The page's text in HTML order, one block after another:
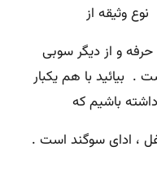
وثیقه از
و از دیگر سوبی
. بیائید با هم یکبار
باشیم که
، ادای سوگند است .